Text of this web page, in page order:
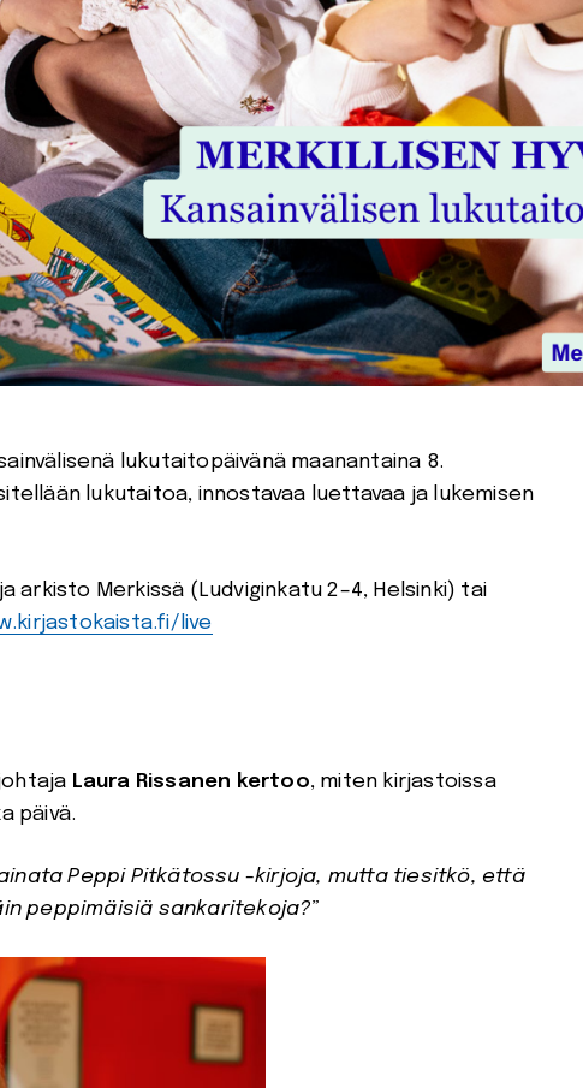
lukutaitopäivänä maanantaina 8.
lukutaitoa, innostavaa luettavaa ja lukemisen
arkisto Merkissä (Ludviginkatu 2–4, Helsinki) tai
live
Laura Rissanen kertoo, miten kirjastoissa
päivä.
Peppi Pitkätossu -kirjoja, mutta tiesitkö, että
peppimäisiä sankaritekoja?”